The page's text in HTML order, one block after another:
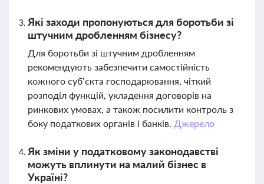
Які заходи пропонуються для боротьби зі
штучним дробленням бізнесу?
Для боротьби зі штучним дробленням
рекомендують забезпечити самостійність
кожного суб’єкта господарювання, чіткий
розподіл функцій, укладення договорів на
ринкових умовах, а також посилити контроль з
боку податкових органів і банків. Джерело
Як зміни у податковому законодавстві
можуть вплинути на малий бізнес в
Україні?